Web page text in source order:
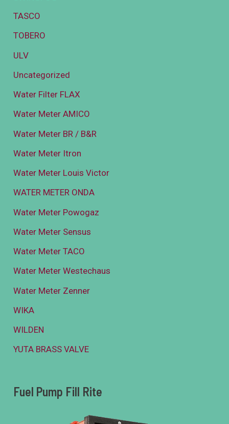
TASCO
TOBERO
ULV
Uncategorized
Water Filter FLAX
Water Meter AMICO
Water Meter BR / B&R
Water Meter Itron
Water Meter Louis Victor
WATER METER ONDA
Water Meter Powogaz
Water Meter Sensus
Water Meter TACO
Water Meter Westechaus
Water Meter Zenner
WIKA
WILDEN
YUTA BRASS VALVE
Fuel Pump Fill Rite